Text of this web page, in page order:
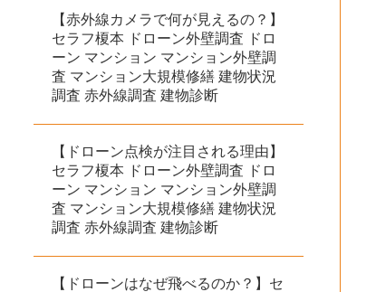
【赤外線カメラで何が見えるの？】
セラフ榎本 ドローン外壁調査 ドロ
ーン マンション マンション外壁調
査 マンション大規模修繕 建物状況
調査 赤外線調査 建物診断
【ドローン点検が注目される理由】
セラフ榎本 ドローン外壁調査 ドロ
ーン マンション マンション外壁調
査 マンション大規模修繕 建物状況
調査 赤外線調査 建物診断
【ドローンはなぜ飛べるのか？】セ